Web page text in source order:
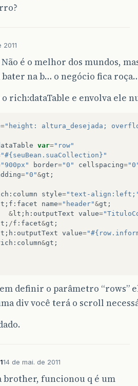
2011
é o melhor dos mundos,
bater na b… o negócio fica
rich:dataTable e envolva ele
="height: altura_desejada;
var="row"
"#{seuBean.suaCollection}"
"900px" border="0" cellspacing=
="0"&gt ;
: column style="text-
; f : facet name="header"&gt ;
& lt ; h : outputText value=
; /f : facet&gt ;
; h : outputText value=
: column&gt ;
definir o parâmetro “rows”
div você terá o scroll
14 de mai. de 2011
brother, funcionou q é um